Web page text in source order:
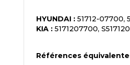
HYUNDAI : 51712-07700,
KIA : 5171207700,
Références